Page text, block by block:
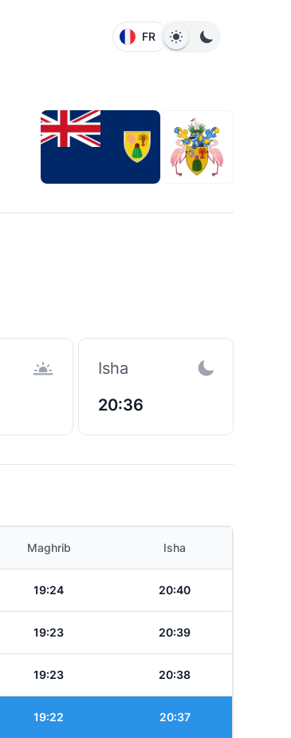
FR
Isha
20:36
Maghrib Isha
19:24 20:40
19:23 20:39
19:23 20:38
19:22 20:37